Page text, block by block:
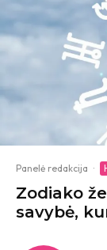
Panelė redakcija ·
Zodiako
savybė,